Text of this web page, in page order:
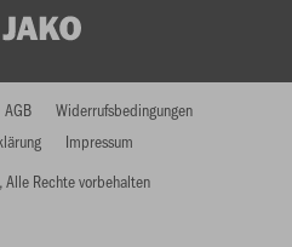
Rechte vorbehalten
AGB
Widerrufsbedingungen
Impressum